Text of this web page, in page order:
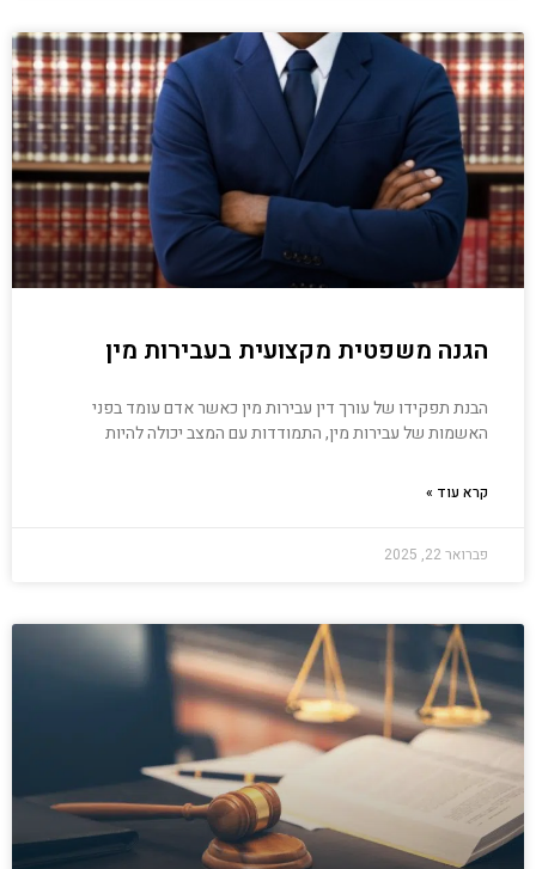
הגנה משפטית מקצועית בעבירות מין
הבנת תפקידו של עורך דין עבירות מין כאשר אדם עומד בפני
האשמות של עבירות מין, התמודדות עם המצב יכולה להיות
קרא עוד »
פברואר 22, 2025